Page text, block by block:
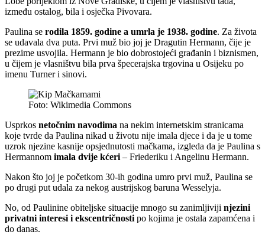
između ostalog, bila i osječka Pivovara.
Paulina se rodila 1859. godine a umrla je 1938. godine. Za života
se udavala dva puta. Prvi muž bio joj je Dragutin Hermann, čije je
prezime usvojila. Hermann je bio dobrostojeći građanin i biznismen,
u čijem je vlasništvu bila prva špecerajska trgovina u Osijeku po
imenu Turner i sinovi.
Foto: Wikimedia Commons
Usprkos netočnim navodima na nekim internetskim stranicama
koje tvrde da Paulina nikad u životu nije imala djece i da je u tome
uzrok njezine kasnije opsjednutosti mačkama, izgleda da je Paulina s
Hermannom imala dvije kćeri – Friederiku i Angelinu Hermann.
Nakon što joj je početkom 30-ih godina umro prvi muž, Paulina se
po drugi put udala za nekog austrijskog baruna Wesselyja.
No, od Paulinine obiteljske situacije mnogo su zanimljiviji njezini
privatni interesi i ekscentričnosti po kojima je ostala zapamćena i
do danas.